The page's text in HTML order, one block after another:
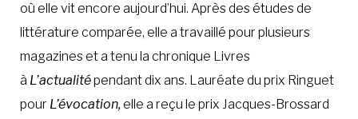
où elle vit encore aujourd’hui. Après des études de
littérature comparée, elle a travaillé pour plusieurs
magazines et a tenu la chronique Livres
à L’actualitépendant dix ans. Lauréate du prix Ringuet
pour L’évocation,elle a reçu le prix Jacques-Brossard